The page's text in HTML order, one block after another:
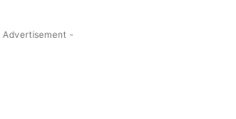
Advertisement -